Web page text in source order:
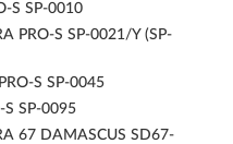
S SP-0010
PRO-S SP-0021/Y (SP-
S SP-0045
SP-0095
67 DAMASCUS SD67-